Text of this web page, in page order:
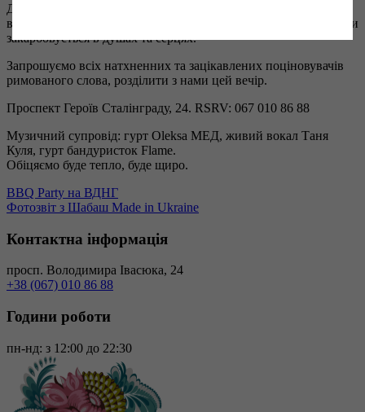
Для справжньої любові, як і для поезії, немає кордонів та
відстаней, вони не вмирають навіть через століття та назавжди
закарбовується в душах та серцях.
Запрошуємо всіх натхненних та зацікавлених поціновувачів
римованого слова, розділити з нами цей вечір.
Проспект Героїв Сталінграду, 24. RSRV: 067 010 86 88
Музичний супровід: гурт Oleksa МЕД, живий вокал Таня
Куля, гурт бандуристок Flame.
Обіцяємо буде тепло, буде щиро.
Навігація
записів
BBQ Party на ВДНГ
Фотозвіт з Шабаш Made in Ukraine
Контактна інформація
просп. Володимира Івасюка, 24
+38 (067) 010 86 88
Години роботи
пн-нд: з 12:00 до 22:30